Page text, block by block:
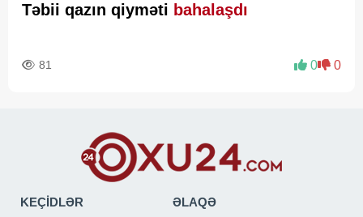
Təbii qazın qiyməti bahalaşdı
81 0 0
KEÇİDLƏR ƏLAQƏ